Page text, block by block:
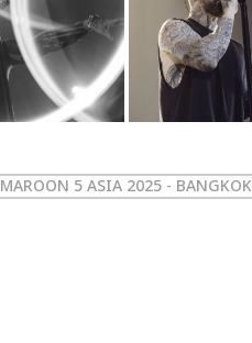
MAROON 5 ASIA 2025 - BANGKOK